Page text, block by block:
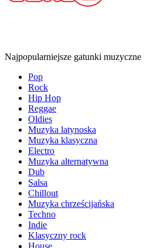
Najpopularniejsze gatunki muzyczne
Pop
Rock
Hip Hop
Reggae
Oldies
Muzyka latynoska
Muzyka klasyczna
Electro
Muzyka alternatywna
Dub
Salsa
Chillout
Muzyka chrześcijańska
Techno
Indie
Klasyczny rock